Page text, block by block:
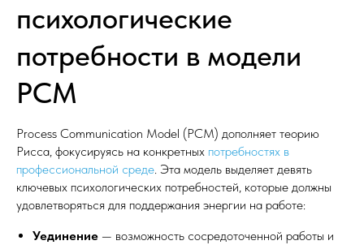
психологические
потребности в модели
PCM
Process Communication Model (PCM) дополняет теорию
Рисса, фокусируясь на конкретных потребностях в
профессиональной среде. Эта модель выделяет девять
ключевых психологических потребностей, которые должны
удовлетворяться для поддержания энергии на работе:
Уединение — возможность сосредоточенной работы и